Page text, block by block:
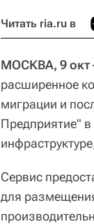
Читать ria.ru в
МОСКВА, 9 окт
расширенное
миграции и
Предприятие"
Сервис
для